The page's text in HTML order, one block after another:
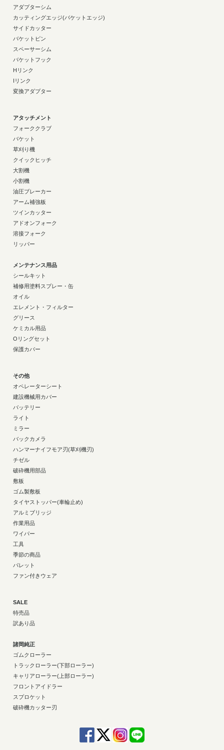
アダプターシム
カッティングエッジ(バケットエッジ)
サイドカッター
バケットピン
スペーサーシム
バケットフック
Hリンク
Iリンク
変換アダプター
アタッチメント
フォーククラブ
バケット
草刈り機
クイックヒッチ
大割機
小割機
油圧ブレーカー
アーム補強板
ツインカッター
アドオンフォーク
溶接フォーク
リッパー
メンテナンス用品
シールキット
補修用塗料スプレー・缶
オイル
エレメント・フィルター
グリース
ケミカル用品
Oリングセット
保護カバー
その他
オペレーターシート
建設機械用カバー
バッテリー
ライト
ミラー
バックカメラ
ハンマーナイフモア刃(草刈機刃)
チゼル
破砕機用部品
敷板
ゴム製敷板
タイヤストッパー(車輪止め)
アルミブリッジ
作業用品
ワイパー
工具
季節の商品
パレット
ファン付きウェア
SALE
特売品
訳あり品
諸岡純正
ゴムクローラー
トラックローラー(下部ローラー)
キャリアローラー(上部ローラー)
フロントアイドラー
スプロケット
破砕機カッター刃